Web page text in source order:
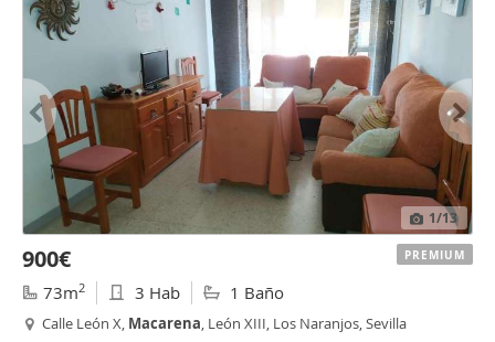
1/13
900€
73m2 3 Hab 1 Baño
Calle León X, Macarena, León XIII, Los Naranjos, Sevilla
PREMIUM